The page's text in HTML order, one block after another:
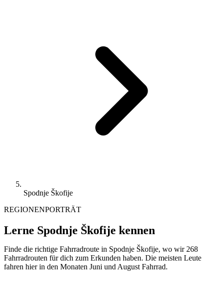
Spodnje Škofije
REGIONENPORTRÄT
Lerne Spodnje Škofije kennen
Finde die richtige Fahrradroute in Spodnje Škofije, wo wir 268
Fahrradrouten für dich zum Erkunden haben. Die meisten Leute
fahren hier in den Monaten Juni und August Fahrrad.